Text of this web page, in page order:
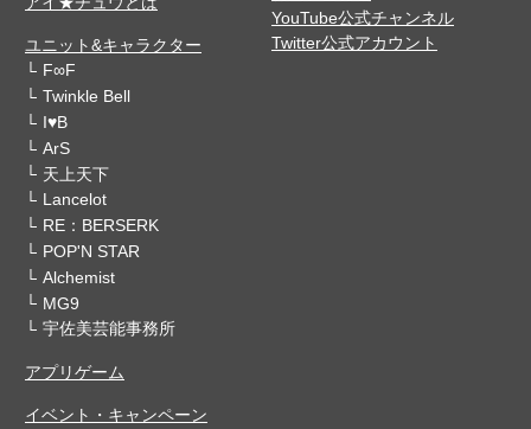
ユニット&キャラクター
F∞F
Twinkle Bell
I♥B
ArS
天上天下
Lancelot
RE：BERSERK
POP'N STAR
Alchemist
MG9
宇佐美芸能事務所
アプリゲーム
イベント・キャンペーン
YouTube公式チャンネル
Twitter公式アカウント